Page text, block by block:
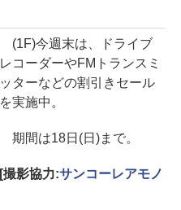
(1F)今週末は、ドライブ
レコーダーやFMトランスミ
ッターなどの割引きセール
を実施中。
期間は18日(日)まで。
[撮影協力:サンコーレアモノ